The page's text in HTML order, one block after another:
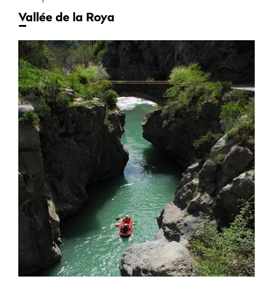
Vallée de la Roya